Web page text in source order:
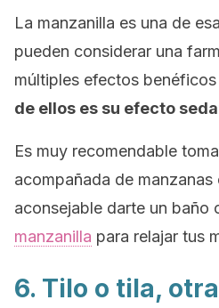
La manzanilla es una de
pueden considerar una
múltiples efectos
de ellos es su efecto
Es muy recomendable
acompañada de
aconsejable darte un baño
manzanilla para relajar tus
6. Tilo o tila,